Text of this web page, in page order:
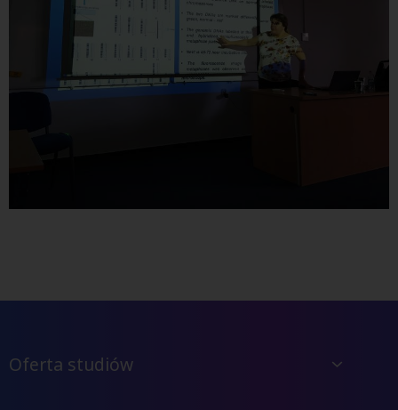
Oferta studiów